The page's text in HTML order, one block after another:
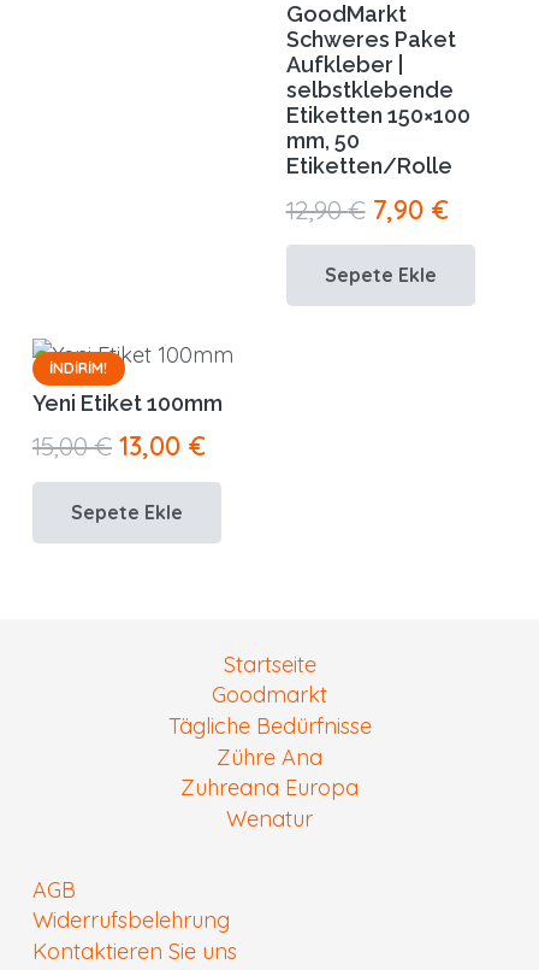
varyasyonu
Seçenekler
sayfasından
GoodMarkt
Schweres Paket
Aufkleber |
selbstklebende
Etiketten 150×100
mm, 50
Etiketten/Rolle
12,90€ Orijinal
fiyat:
12,90 €.
7,90 €Şu
andaki
7,90 €.
Sepete Ekle
İNDIRIM!
Yeni Etiket 100mm
15,00€ Orijinal
fiyat:
15,00 €.
13,00 €Şu
andaki
13,00 €.
Sepete Ekle
Startseite
Goodmarkt
Tägliche Bedürfnisse
Zühre Ana
Zuhreana Europa
Wenatur
AGB
Widerrufsbelehrung
Kontaktieren Sie uns